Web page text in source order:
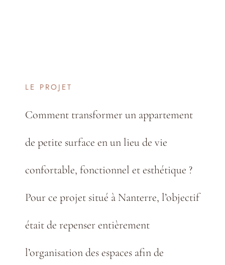
LE PROJET
Comment transformer un appartement
de petite surface en un lieu de vie
confortable, fonctionnel et esthétique ?
Pour ce projet situé à Nanterre, l’objectif
était de repenser entièrement
l’organisation des espaces afin de